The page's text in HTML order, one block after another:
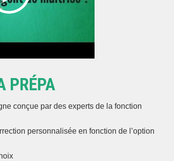
PRÉPA
conçue par des experts de la fonction
personnalisée en fonction de l’option